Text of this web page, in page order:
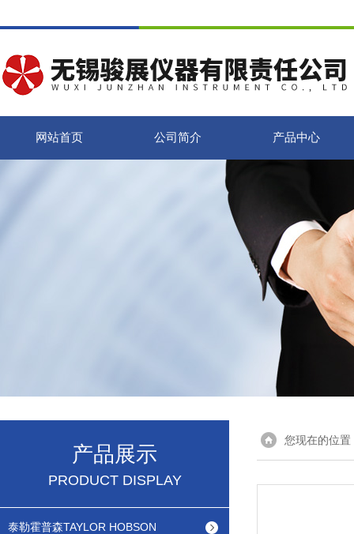
网站首页 公司简介 产品中心
产品展示
PRODUCT DISPLAY
泰勒霍普森TAYLOR HOBSON
您现在的位置